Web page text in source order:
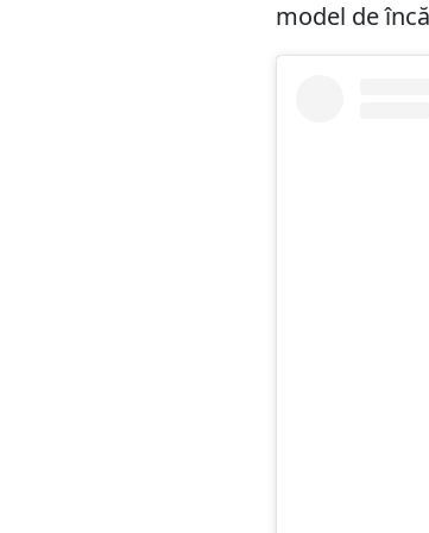
model de